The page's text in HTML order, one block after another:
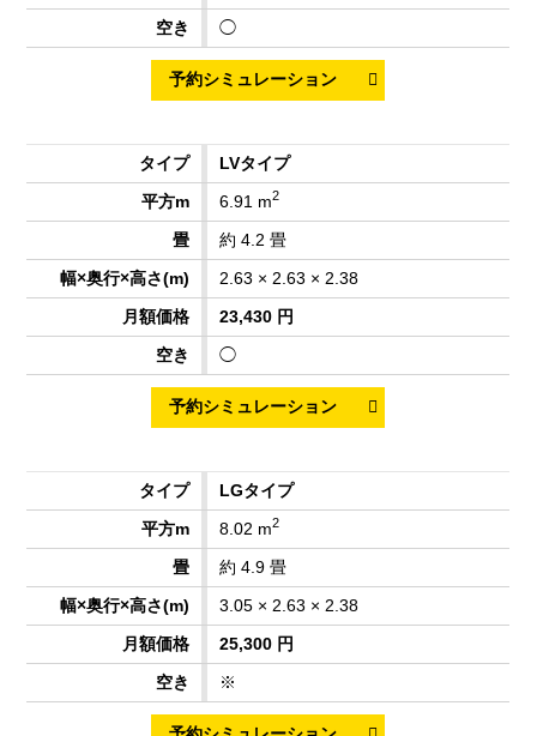
◯
LVタイプ
6.91 m2
約 4.2 畳
2.63 × 2.63 × 2.38
23,430 円
◯
LGタイプ
8.02 m2
約 4.9 畳
3.05 × 2.63 × 2.38
25,300 円
※